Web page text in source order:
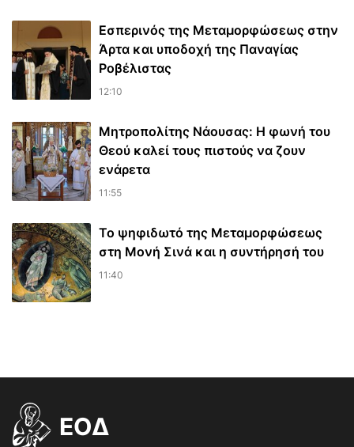
Εσπερινός της Μεταμορφώσεως στην
Άρτα και υποδοχή της Παναγίας
Ροβέλιστας
12:10
Μητροπολίτης Νάουσας: Η φωνή του
Θεού καλεί τους πιστούς να ζουν
ενάρετα
11:55
Το ψηφιδωτό της Μεταμορφώσεως
στη Μονή Σινά και η συντήρησή του
11:40
EOΔ